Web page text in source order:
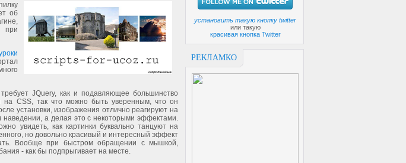
установить такую кнопку twitter
или такую
красивая кнопка Twitter
РЕКЛАМКО
об
при
JQuery, как и подавляющее большинство
на CSS, так что можно быть уверенным, что он
установки, изображения отлично реагируют на
а делая это с некоторыми эффектами.
увидеть, как картинки буквально танцуют на
но довольно красивый и интересный эффект
Вообще при быстром обращении с мышкой,
- как бы подпрыгивает на месте.